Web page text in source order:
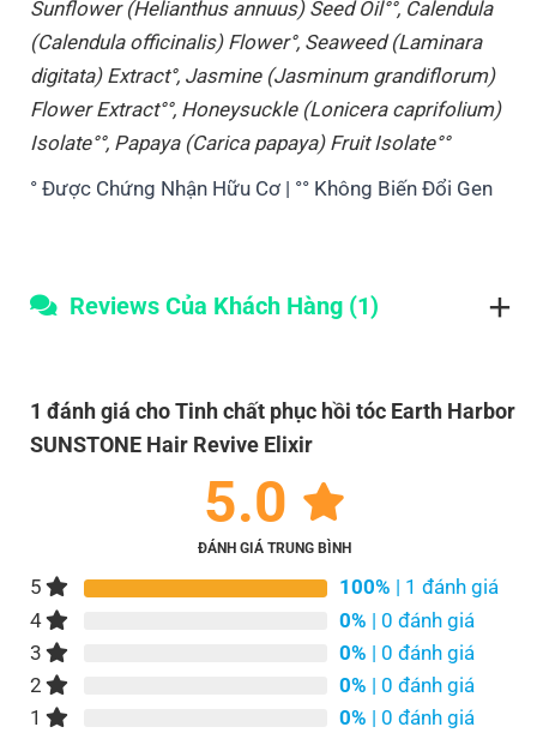
Sunflower (Helianthus annuus) Seed Oil°°, Calendula
(Calendula officinalis) Flower°, Seaweed (Laminara
digitata) Extract°, Jasmine (Jasminum grandiflorum)
Flower Extract°°, Honeysuckle (Lonicera caprifolium)
Isolate°°, Papaya (Carica papaya) Fruit Isolate°°
° Được Chứng Nhận Hữu Cơ | °° Không Biến Đổi Gen
Reviews Của Khách Hàng (1)
1 đánh giá choTinh chất phục hồi tóc Earth Harbor
SUNSTONE Hair Revive Elixir
5.0
ĐÁNH GIÁ TRUNG BÌNH
5 100% | 1 đánh giá
4
0% | 0 đánh giá
3
0% | 0 đánh giá
2
0% | 0 đánh giá
1
0% | 0 đánh giá